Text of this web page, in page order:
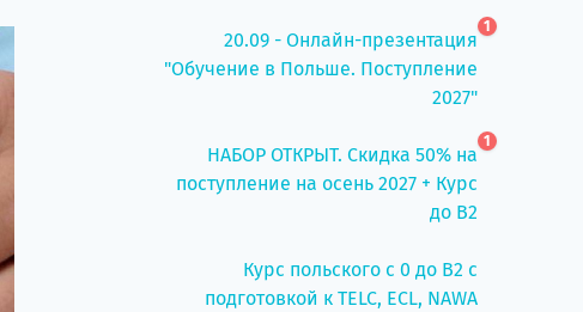
20.09 - Онлайн-презентация
"Обучение в Польше. Поступление
2027"
1
НАБОР ОТКРЫТ. Скидка 50% на
поступление на осень 2027 + Курс
до B2
1
Курс польского с 0 до B2 с
подготовкой к TELC, ECL, NAWA